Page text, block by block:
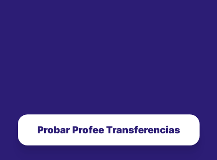
Probar Profee Transferencias